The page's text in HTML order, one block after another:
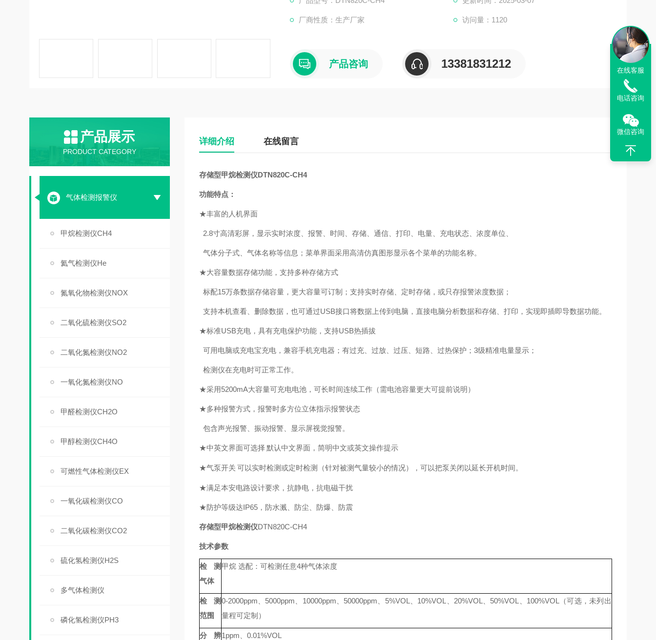
厂商性质：生产厂家 访问量：1120
产品咨询 13381831212
产品展示
PRODUCT CATEGORY
气体检测报警仪
甲烷检测仪CH4
氦气检测仪He
氮氧化物检测仪NOX
二氧化硫检测仪SO2
二氧化氮检测仪NO2
一氧化氮检测仪NO
甲醛检测仪CH2O
甲醇检测仪CH4O
可燃性气体检测仪EX
一氧化碳检测仪CO
二氧化碳检测仪CO2
硫化氢检测仪H2S
多气体检测仪
磷化氢检测仪PH3
详细介绍 在线留言
存储型甲烷检测仪DTN820C-CH4
功能特点：
★丰富的人机界面
2.8寸高清彩屏，显示实时浓度、报警、时间、存储、通信、打印、电量、充电状态、浓度单位、
气体分子式、气体名称等信息；菜单界面采用高清仿真图形显示各个菜单的功能名称。
★大容量数据存储功能，支持多种存储方式
标配15万条数据存储容量，更大容量可订制；支持实时存储、定时存储，或只存报警浓度数据；
支持本机查看、删除数据，也可通过USB接口将数据上传到电脑，直接电脑分析数据和存储、打印，实现即插即导数据功能。
★标准USB充电，具有充电保护功能，支持USB热插拔
可用电脑或充电宝充电，兼容手机充电器；有过充、过放、过压、短路、过热保护；3级精准电量显示；
检测仪在充电时可正常工作。
★采用5200mA大容量可充电电池，可长时间连续工作（需电池容量更大可提前说明）
★多种报警方式，报警时多方位立体指示报警状态
包含声光报警、振动报警、显示屏视觉报警。
★中英文界面可选择 默认中文界面，简明中文或英文操作提示
★气泵开关 可以实时检测或定时检测（针对被测气量较小的情况），可以把泵关闭以延长开机时间。
★满足本安电路设计要求，抗静电，抗电磁干扰
★防护等级达IP65，防水溅、防尘、防爆、防震
存储型甲烷检测仪DTN820C-CH4
技术参数
检测
气体
甲烷 选配：可检测任意4种气体浓度
检测
范围
0-2000ppm、5000ppm、10000ppm、50000ppm、5%VOL、10%VOL、20%VOL 50%VOL、100%VOL
（可选，未列出
量程可定制）
分 辨1ppm、0.01%VOL
在线客服
电话咨询
微信咨询